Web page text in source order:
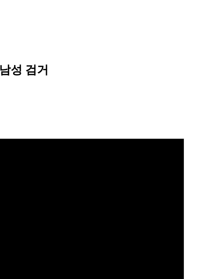
성 검거